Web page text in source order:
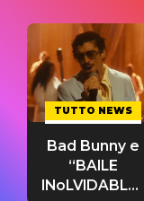
TUTTO NEWS
Bad Bunny e
“BAILE
INoLVIDABLE”: